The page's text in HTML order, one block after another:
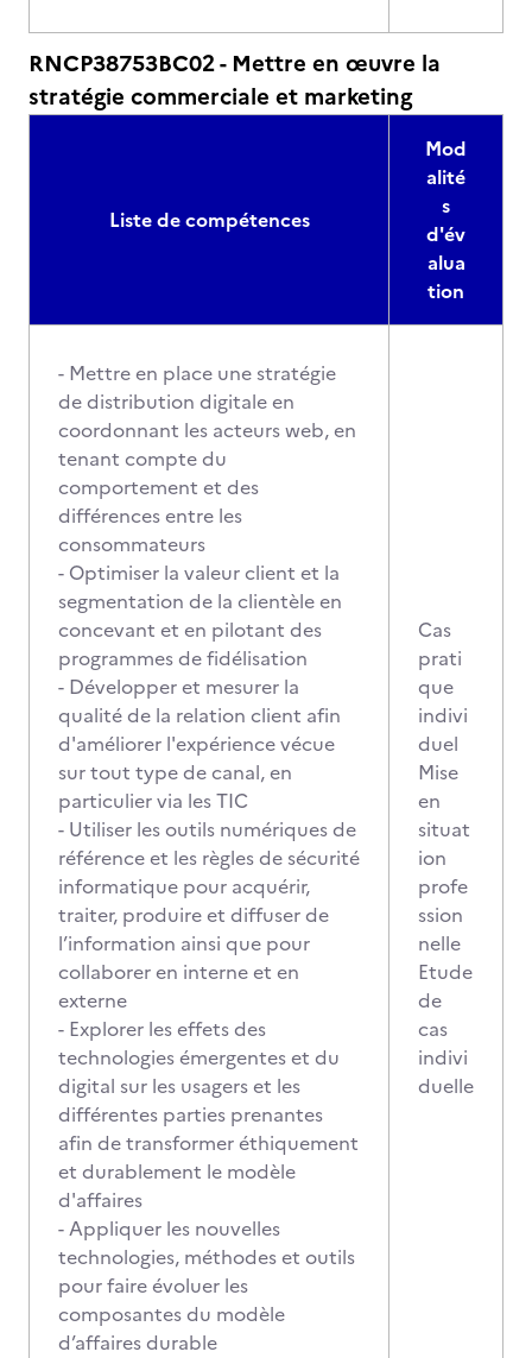
RNCP38753BC02 - Mettre en œuvre la
stratégie commerciale et marketing
Liste de compétences
Mod
alité
s
d'év
alua
tion
- Mettre en place une stratégie
de distribution digitale en
coordonnant les acteurs web, en
tenant compte du
comportement et des
différences entre les
consommateurs
- Optimiser la valeur client et la
segmentation de la clientèle en
concevant et en pilotant des
programmes de fidélisation
- Développer et mesurer la
qualité de la relation client afin
d'améliorer l'expérience vécue
sur tout type de canal, en
particulier via les TIC
- Utiliser les outils numériques de
référence et les règles de sécurité
informatique pour acquérir,
traiter, produire et diffuser de
l’information ainsi que pour
collaborer en interne et en
externe
- Explorer les effets des
technologies émergentes et du
digital sur les usagers et les
différentes parties prenantes
afin de transformer éthiquement
et durablement le modèle
d'affaires
- Appliquer les nouvelles
technologies, méthodes et outils
pour faire évoluer les
composantes du modèle
d’affaires durable
Cas
prati
que
indivi
duel
Mise
en
situat
ion
profe
ssion
nelle
Etude
de
cas
indivi
duelle